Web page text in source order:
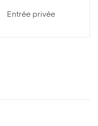
Entrée privée